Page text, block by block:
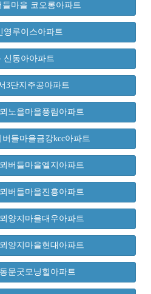
마을 코오롱아파트
영루이스아파트
신동아아파트
3단지주공아파트
노을마을풍림아파트
들마을금강kcc아파트
버들마을엘지아파트
버들마을진흥아파트
양지마을대우아파트
양지마을현대아파트
문굿모닝힐아파트